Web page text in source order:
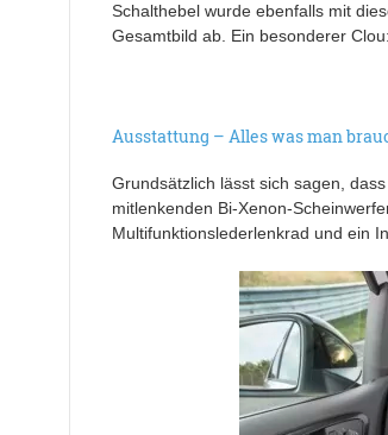
Schalthebel wurde ebenfalls mit
Gesamtbild ab. Ein besonderer
Ausstattung – Alles was man
Grundsätzlich lässt sich sagen,
mitlenkenden Bi-Xenon-
Multifunktionslederlenkrad und ein